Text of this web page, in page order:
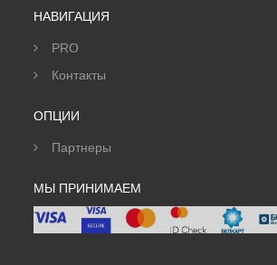
НАВИГАЦИЯ
PRO
Контакты
ОПЦИИ
Партнеры
МЫ ПРИНИМАЕМ